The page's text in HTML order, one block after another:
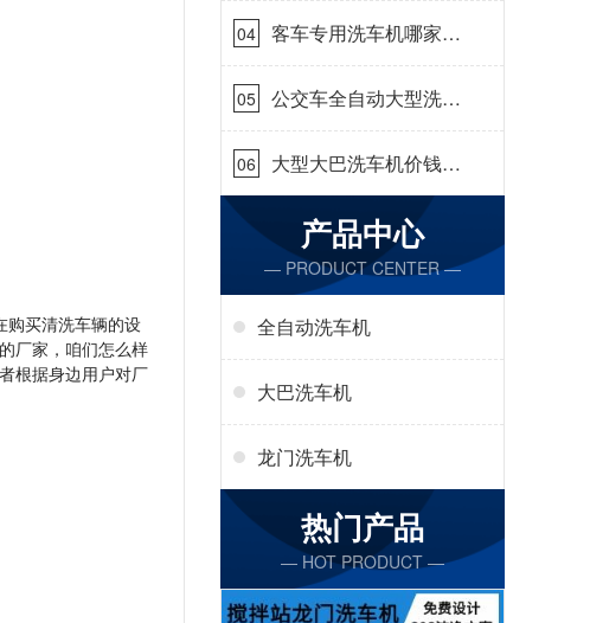
购买清洗车辆的设
厂家，咱们怎么样
根据身边用户对厂
使用[隆茂鑫晟]
04
客车专用洗车机哪家的
好[隆茂鑫晟]
05
公交车全自动大型洗车
机什么价钱[隆茂鑫晟]
06
大型大巴洗车机价钱怎
么样[隆茂鑫晟]
产品中心
— PRODUCT CENTER —
全自动洗车机
大巴洗车机
龙门洗车机
热门产品
— HOT PRODUCT —